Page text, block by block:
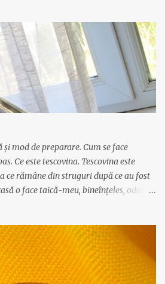
pe toate partile, la foc mic. Intre
in 2 linguri de ulei ceapa curatata,
un praf de sare. Dupa ce devine
de faina, se amesteca bine cu ceapa
un pahar de apa (200 ml) calda sau
indemana. Se amesteca des ca sa nu se
apoi se toarna sosul si ceapa peste
și mod de preparare. Cum se face
Ce este tescovina. Tescovina este
ce rămâne din struguri după ce au fost
o face taică-meu, bineînțeles, odată
acolo. Apoi se pune boasca în saci de
câteva zile. O puteți lăsa deoparte și 2-
Apoi se pune într-un cazan de felul
bine să fie din cupru), cazanul să nu